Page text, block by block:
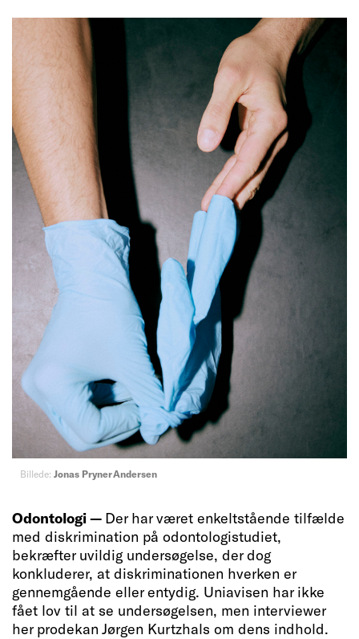
Billede: Jonas Pryner Andersen
Odontologi — Der har været enkeltstående tilfælde
med diskrimination på odontologistudiet,
bekræfter uvildig undersøgelse, der dog
konkluderer, at diskriminationen hverken er
gennemgående eller entydig. Uniavisen har ikke
fået lov til at se undersøgelsen, men interviewer
her prodekan Jørgen Kurtzhals om dens indhold.